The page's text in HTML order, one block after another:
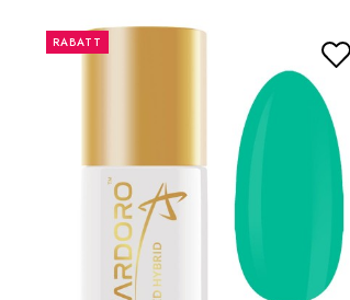
RABATT